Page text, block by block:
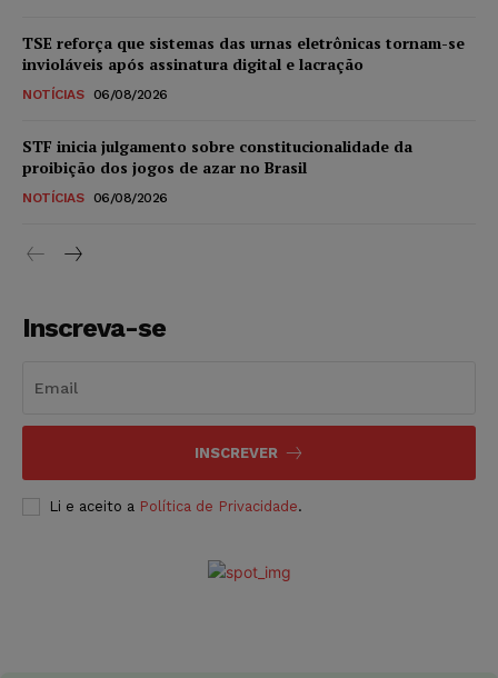
TSE reforça que sistemas das urnas eletrônicas tornam-se
invioláveis após assinatura digital e lacração
NOTÍCIAS 06/08/2026
STF inicia julgamento sobre constitucionalidade da
proibição dos jogos de azar no Brasil
NOTÍCIAS 06/08/2026
Inscreva-se
INSCREVER
Li e aceito a Política de Privacidade.